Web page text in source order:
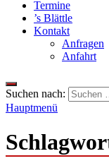
Termine
’s Blättle
Kontakt
Anfragen
Anfahrt
Suchen nach:
Hauptmenü